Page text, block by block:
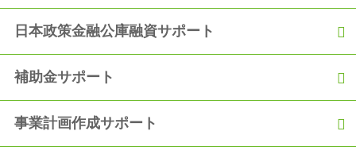
2020.11.06
【融資実績】自己資金150万円で900万円の満額融資を獲得
融資獲得！」
日本政策金融公庫融資サポート
補助金サポート
事業計画作成サポート